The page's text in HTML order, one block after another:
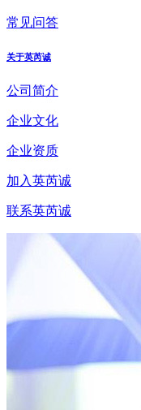
常见问答
关于英芮诚
公司简介
企业文化
企业资质
加入英芮诚
联系英芮诚